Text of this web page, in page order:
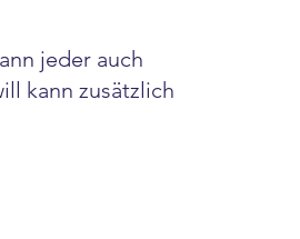
jeder auch
kann zusätzlich